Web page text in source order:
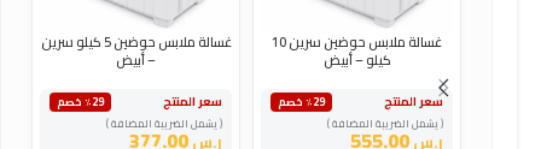
غسالة ملابس حوضين سرين 10
كيلو – أبيض
سعر المنتج
٪29 خصم
( يشمل الضريبة المضافة )
ر.س555.00
غسالة ملابس حوضين 5 كيلو سرين
– أبيض
سعر المنتج
٪29 خصم
( يشمل الضريبة المضافة )
ر.س377.00